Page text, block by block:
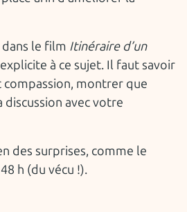
dans le film Itinéraire d’un
à ce sujet. Il faut savoir
compassion, montrer que
avec votre
des surprises, comme le
h (du vécu !).